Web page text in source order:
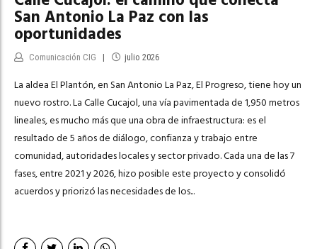
San Antonio La Paz con las
oportunidades
Comunicación CIG julio 2026
La aldea El Plantón, en San Antonio La Paz, El Progreso, tiene hoy un
nuevo rostro. La Calle Cucajol, una vía pavimentada de 1,950 metros
lineales, es mucho más que una obra de infraestructura: es el
resultado de 5 años de diálogo, confianza y trabajo entre
comunidad, autoridades locales y sector privado. Cada una de las 7
fases, entre 2021 y 2026, hizo posible este proyecto y consolidó
acuerdos y priorizó las necesidades de los...